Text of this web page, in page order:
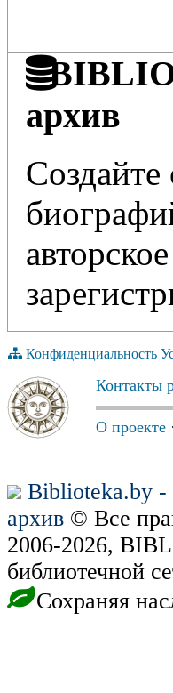
архив
Создайте
Конфиденциальность
Контакты
О проекте ·
Biblioteka.by -
архив © Все
2006-2026,
библиотечной
Сохраняя